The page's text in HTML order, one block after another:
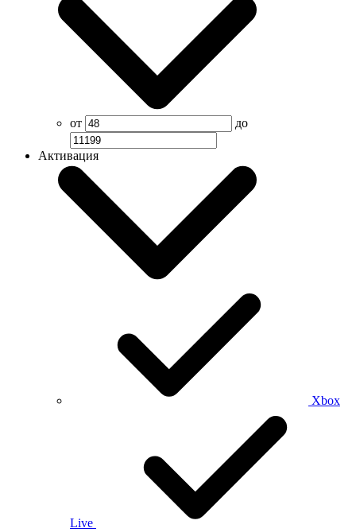
от до
Активация
Xbox
Live